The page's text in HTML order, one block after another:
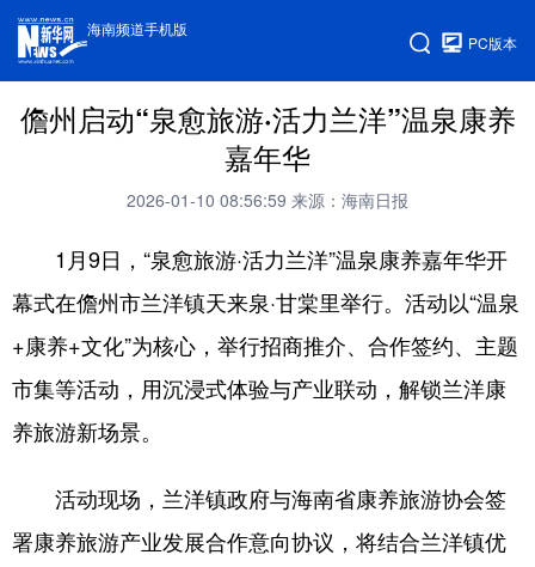
海南频道手机版
PC版本
儋州启动“泉愈旅游·活力兰洋”温泉康养
嘉年华
2026-01-10 08:56:59 来源：海南日报
1月9日，“泉愈旅游·活力兰洋”温泉康养嘉年华开
幕式在儋州市兰洋镇天来泉·甘棠里举行。活动以“温泉
+康养+文化”为核心，举行招商推介、合作签约、主题
市集等活动，用沉浸式体验与产业联动，解锁兰洋康
养旅游新场景。
活动现场，兰洋镇政府与海南省康养旅游协会签
署康养旅游产业发展合作意向协议，将结合兰洋镇优